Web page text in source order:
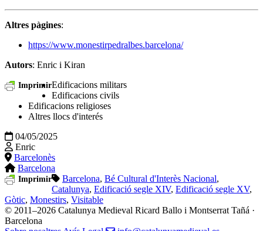
Altres pàgines:
https://www.monestirpedralbes.barcelona/
Autors: Enric i Kiran
ImprimirEdificacions militars
Edificacions civils
Edificacions religioses
Altres llocs d'interés
04/05/2025
Enric
Barcelonès
Barcelona
Imprimir Barcelona, Bé Cultural d'Interès Nacional,
Catalunya, Edificació segle XIV, Edificació segle XV,
Gòtic, Monestirs, Visitable
© 2011–2026 Catalunya Medieval Ricard Ballo i Montserrat Tañá ·
Barcelona